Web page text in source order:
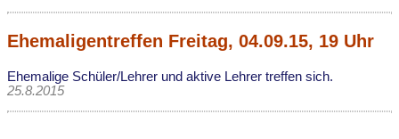
Ehemaligentreffen Freitag, 04.09.15, 19 Uhr
Ehemalige Schüler/Lehrer und aktive Lehrer treffen sich.
25.8.2015